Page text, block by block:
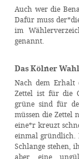
Auch wer die
Dafür muss
im
genannt.
Das Kölner
Nach dem Erhalt
Zettel ist für die
grüne sind für
müssen die Zettel
eine*r kreuzt
einmal gründlich.
Schlange stehen,